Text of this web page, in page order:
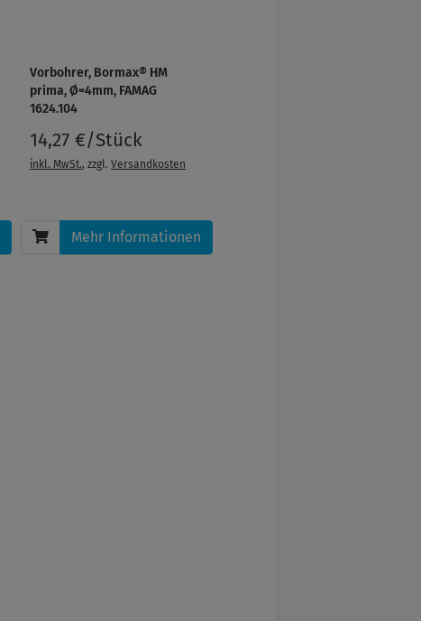
Vorbohrer, Bormax® HM
prima, Ø=4mm, FAMAG
1624.104
14,27 €/Stück
inkl. MwSt., zzgl. Versandkosten
Mehr Informationen